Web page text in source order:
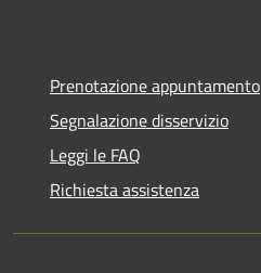
Prenotazione appuntamento
Segnalazione disservizio
Leggi le FAQ
Richiesta assistenza